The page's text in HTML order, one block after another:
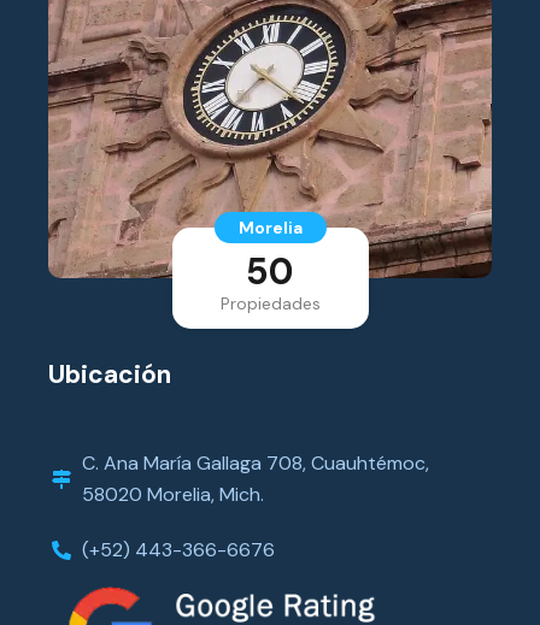
Morelia
50
Propiedades
Ubicación
C. Ana María Gallaga 708, Cuauhtémoc,
58020 Morelia, Mich.
(+52) 443-366-6676